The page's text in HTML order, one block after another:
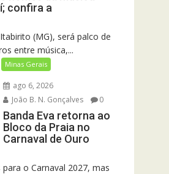
confira a
(MG), será palco de
entre música,...
Minas Gerais
ago 6, 2026
João B. N. Gonçalves
0
Banda Eva retorna ao
Bloco da Praia no
Carnaval de Ouro
o Carnaval 2027, mas